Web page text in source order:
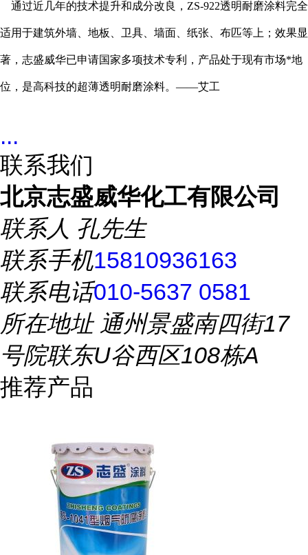
通过近几年的技术提升和成分改良，ZS-922透明耐磨涂料完全
适用于建筑外墙、地板、卫具、墙面、纸张、布匹等上；效果显
著，志盛威华已申请国家多项技术专利，产品处于现有市场*地
位，是高科技的超薄透明耐磨涂料。——艾工
...
联系我们
北京志盛威华化工有限公司
联系人 孔先生
联系手机15810936163
联系电话010-5637 0581
所在地址通州景盛南四街17
号院联东U谷西区108栋A
推荐产品